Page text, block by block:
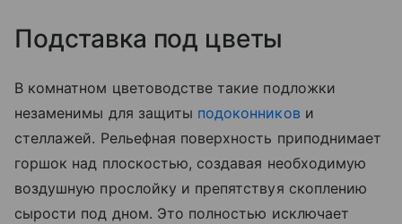
Подставка под цветы
В комнатном цветоводстве такие подложки
незаменимы для защиты подоконников и
стеллажей. Рельефная поверхность приподнимает
горшок над плоскостью, создавая необходимую
воздушную прослойку и препятствуя скоплению
сырости под дном. Это полностью исключает